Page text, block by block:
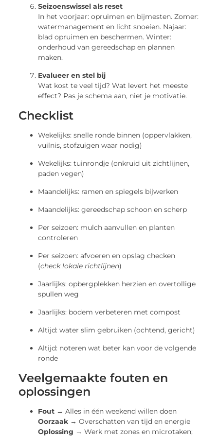
Seizoenswissel als reset
In het voorjaar: opruimen en bijmesten. Zomer:
watermanagement en licht snoeien. Najaar:
blad opruimen en beschermen. Winter:
onderhoud van gereedschap en plannen
maken.
Evalueer en stel bij
Wat kost te veel tijd? Wat levert het meeste
effect? Pas je schema aan, niet je motivatie.
Checklist
Wekelijks: snelle ronde binnen (oppervlakken,
vuilnis, stofzuigen waar nodig)
Wekelijks: tuinrondje (onkruid uit zichtlijnen,
paden vegen)
Maandelijks: ramen en spiegels bijwerken
Maandelijks: gereedschap schoon en scherp
Per seizoen: mulch aanvullen en planten
controleren
Per seizoen: afvoeren en opslag checken
(check lokale richtlijnen)
Jaarlijks: opbergplekken herzien en overtollige
spullen weg
Jaarlijks: bodem verbeteren met compost
Altijd: water slim gebruiken (ochtend, gericht)
Altijd: noteren wat beter kan voor de volgende
ronde
Veelgemaakte fouten en
oplossingen
Fout → Alles in één weekend willen doen
Oorzaak → Overschatten van tijd en energie
Oplossing → Werk met zones en microtaken;